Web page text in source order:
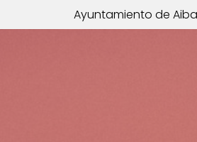
Ayuntamiento de